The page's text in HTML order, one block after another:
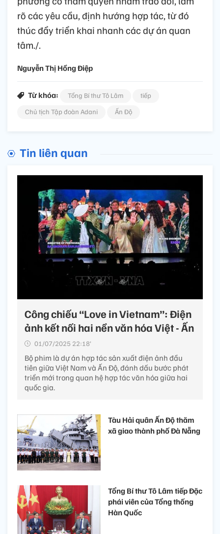
rõ các yêu cầu, định hướng hợp tác, từ đó
thúc đẩy triển khai nhanh các dự án quan
tâm./.
Nguyễn Thị Hồng Điệp
Từ khóa: Tổng Bí thư Tô Lâm
tiếp
Chủ tịch Tập đoàn Adani
Ấn Độ
Tin liên quan
Công chiếu “Love in Vietnam”: Điện
ảnh kết nối hai nền văn hóa Việt - Ấn
01/07/2025 22:18’
Bộ phim là dự án hợp tác sản xuất điện ảnh đầu
tiên giữa Việt Nam và Ấn Độ, đánh dấu bước phát
triển mới trong quan hệ hợp tác văn hóa giữa hai
quốc gia.
Tàu Hải quân Ấn Độ thăm
xã giao thành phố Đà Nẵng
Tổng Bí thư Tô Lâm tiếp Đặc
phái viên của Tổng thống
Hàn Quốc